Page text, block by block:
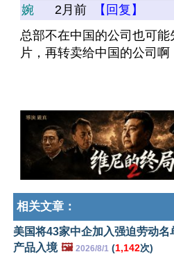
婉 2月前
【回复】
总部不在中国的公司也可
片，再转卖给中国的公司啊
相关文章：
美国将43家中企加入强迫劳动名
产品入境 🖼️ 2026/8/1 (1,142次)